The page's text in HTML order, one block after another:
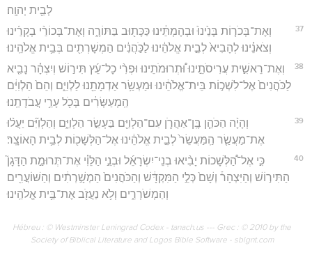
לְבֵ֖ית יְהוָֽה׃
37
וְאֶת־בְּכֹר֤וֹת בָּנֵ֙ינוּ֙ וּבְהֶמְתֵּ֔ינוּ כַּכָּת֖וּב בַּתּוֹרָ֑ה וְאֶת־בְּכוֹרֵ֨י בְקָרֵ֜ינוּ
וְצֹאנֵ֗ינוּ לְהָבִיא֙ לְבֵ֣ית אֱלֹהֵ֔ינוּ לַכֹּ֣הֲנִ֔ים הַמְשָׁרְתִ֖ים בְּבֵ֥ית אֱלֹהֵֽינוּ׃
38
וְאֶת־רֵאשִׁ֣ית עֲרִיסֹתֵ֣ינוּ וּ֠תְרוּמֹתֵינוּ וּפְרִ֨י כָל־עֵ֜ץ תִּיר֣וֹשׁ וְיִצְהָ֗ר נָבִ֤יא
לַכֹּהֲנִים֙ אֶל־לִשְׁכ֣וֹת בֵּית־אֱלֹהֵ֔ינוּ וּמַעְשַׂ֥ר אַדְמָתֵ֖נוּ לַלְוִיִּ֑ם וְהֵם֙ הַלְוִיִּ֔ם
הַֽמְעַשְּׂרִ֔ים בְּכֹ֖ל עָרֵ֥י עֲבֹדָתֵֽנוּ׃
39
וְהָיָ֨ה הַכֹּהֵ֧ן בֶּֽן־אַהֲרֹ֛ן עִם־הַלְוִיִּ֖ם בַּעְשֵׂ֣ר הַלְוִיִּ֑ם וְהַלְוִיִּ֞ם יַעֲל֨וּ
אֶת־מַעֲשַׂ֤ר הַֽמַּעֲשֵׂר֙ לְבֵ֣ית אֱלֹהֵ֔ינוּ אֶל־הַלְּשָׁכ֖וֹת לְבֵ֥ית הָאוֹצָֽר׃
40
כִּ֣י אֶל־הַ֠לְּשָׁכוֹת יָבִ֨יאוּ בְנֵי־יִשְׂרָאֵ֜ל וּבְנֵ֣י הַלֵּוִ֗י אֶת־תְּרוּמַ֣ת הַדָּגָן֮
הַתִּיר֣וֹשׁ וְהַיִּצְהָר֒ וְשָׁם֙ כְּלֵ֣י הַמִּקְדָּ֔שׁ וְהַכֹּהֲנִים֙ הַמְשָׁ֣רְתִ֔ים וְהַשּׁוֹעֲרִ֖ים
וְהַמְשֹׁרְרִ֑ים וְלֹ֥א נַעֲזֹ֖ב אֶת־בֵּ֥ית אֱלֹהֵֽינוּ׃
Hébreu : © Westminster Leningrad Codex - tanach.us --- Grec : © 2010 by the
Society of Biblical Literature and Logos Bible Software - sblgnt.com